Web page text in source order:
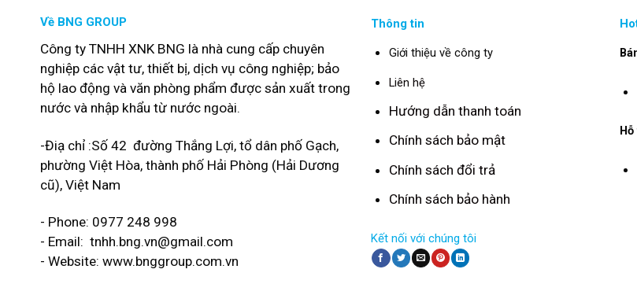
Về BNG GROUP
Công ty TNHH XNK BNG là nhà cung cấp chuyên
nghiệp các vật tư, thiết bị, dịch vụ công nghiệp; bảo
hộ lao động và văn phòng phẩm được sản xuất trong
nước và nhập khẩu từ nước ngoài.
-Điạ chỉ :Số 42 đường Thắng Lợi, tổ dân phố Gạch,
phường Việt Hòa, thành phố Hải Phòng (Hải Dương
cũ), Việt Nam
- Phone: 0977 248 998
- Email: tnhh.bng.vn@gmail.com
- Website: www.bnggroup.com.vn
Thông tin
Giới thiệu về công ty
Liên hệ
Hướng dẫn thanh toán
Chính sách bảo mật
Chính sách đổi trả
Chính sách bảo hành
Kết nối với chúng tôi